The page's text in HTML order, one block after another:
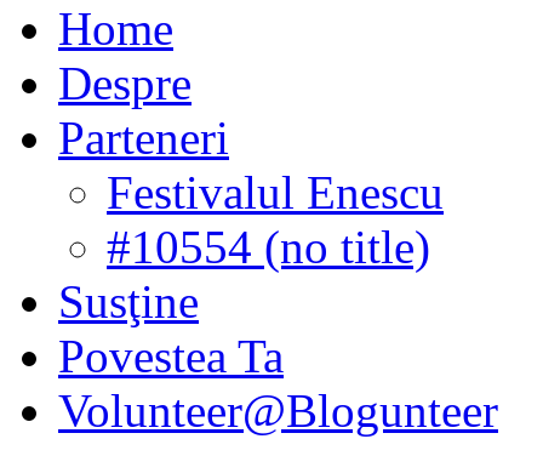
Home
Despre
Parteneri
Festivalul Enescu
#10554 (no title)
Susţine
Povestea Ta
Volunteer@Blogunteer